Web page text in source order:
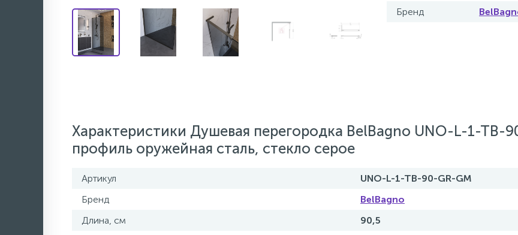
Бренд
Характеристики Душевая перегородка BelBagno UNO-L-1-TB-
профиль оружейная сталь, стекло серое
Артикул
UNO-L-1-TB-90-GR-GM
Бренд
BelBagno
Длина, см
90,5